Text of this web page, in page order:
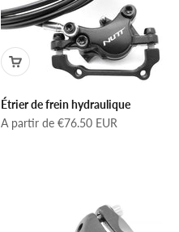
Étrier de frein hydraulique
Prix de vente
A partir de €76.50 EUR